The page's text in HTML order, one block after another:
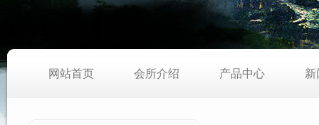
网站首页 会所介绍 产品中心 新